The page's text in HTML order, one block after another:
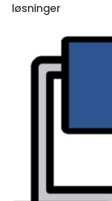
løsninger